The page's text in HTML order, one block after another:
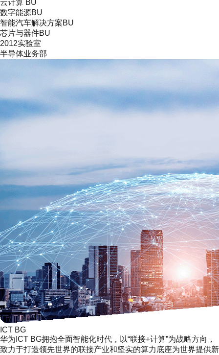
云计算 BU
数字能源BU
智能汽车解决方案BU
芯片与器件BU
2012实验室
半导体业务部
ICT BG
华为ICT BG拥抱全面智能化时代，以“联接+计算”为战略方向，
致力于打造领先世界的联接产业和坚实的算力底座为世界提供新